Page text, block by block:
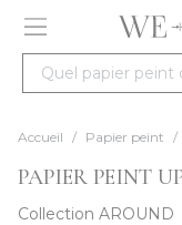
Allez au contenu
Quel papier peint
Accueil / Papier peint /
PAPIER PEINT
Collection AROUND